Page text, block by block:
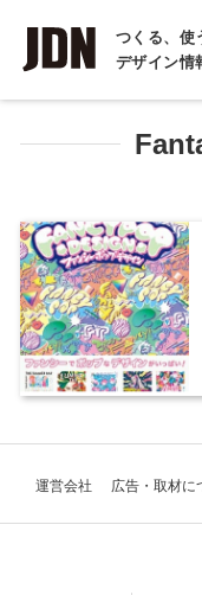
つくる、使
デザイン情
インタビュー
REPORT
COLUMN
コラム
運営会社 広告・取材に